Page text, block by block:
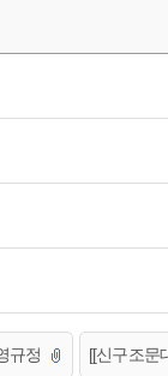
규정 [[신구조문